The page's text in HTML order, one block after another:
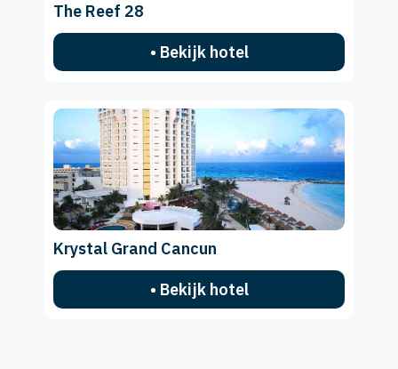
The Reef 28
• Bekijk hotel
Krystal Grand Cancun
• Bekijk hotel